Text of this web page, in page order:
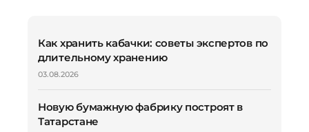
Как хранить кабачки: советы экспертов по
длительному хранению
03.08.2026
Новую бумажную фабрику построят в
Татарстане